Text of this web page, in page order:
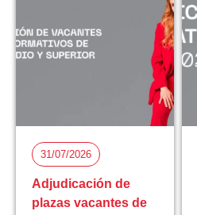
31/07/2026
Adjudicación de
plazas vacantes de